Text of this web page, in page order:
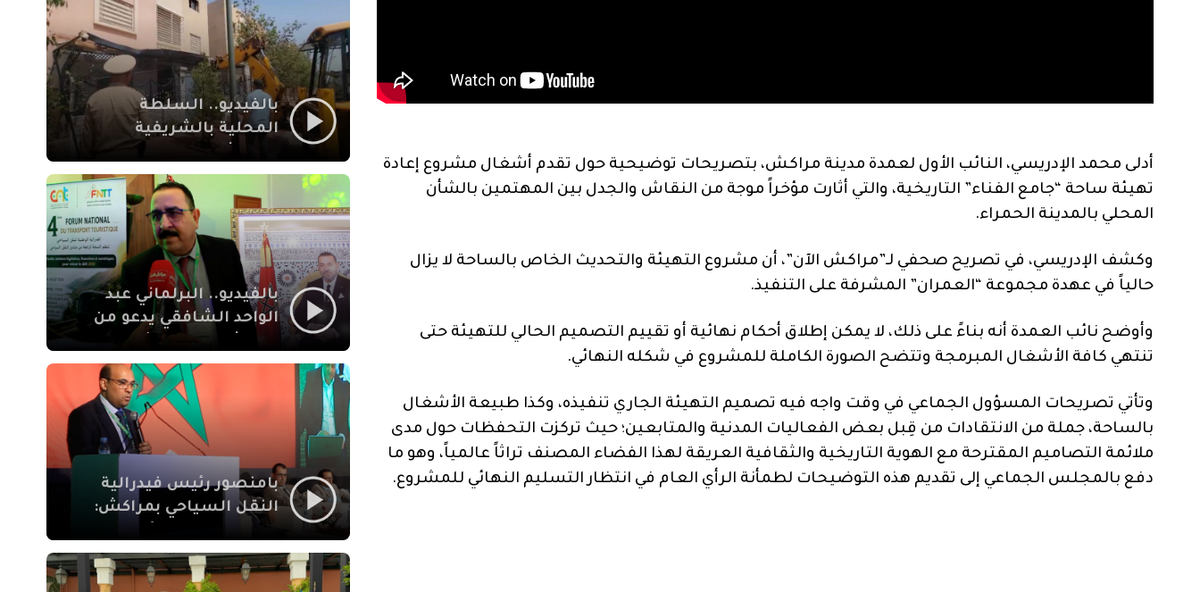
أدلى محمد الإدريسي، النائب الأول لعمدة مدينة مراكش، بتصريحات توضيحية حول تقدم أشغال مشروع إعادة
تهيئة ساحة “جامع الفناء” التاريخية، والتي أثارت مؤخراً موجة من النقاش والجدل بين المهتمين بالشأن
المحلي بالمدينة الحمراء.
وكشف الإدريسي، في تصريح صحفي لـ”مراكش الآن”، أن مشروع التهيئة والتحديث الخاص بالساحة لا يزال
حالياً في عهدة مجموعة “العمران” المشرفة على التنفيذ.
وأوضح نائب العمدة أنه بناءً على ذلك، لا يمكن إطلاق أحكام نهائية أو تقييم التصميم الحالي للتهيئة حتى
تنتهي كافة الأشغال المبرمجة وتتضح الصورة الكاملة للمشروع في شكله النهائي.
وتأتي تصريحات المسؤول الجماعي في وقت واجه فيه تصميم التهيئة الجاري تنفيذه، وكذا طبيعة الأشغال
بالساحة، جملة من الانتقادات من قِبل بعض الفعاليات المدنية والمتابعين؛ حيث تركزت التحفظات حول مدى
ملائمة التصاميم المقترحة مع الهوية التاريخية والثقافية العريقة لهذا الفضاء المصنف تراثاً عالمياً، وهو ما
دفع بالمجلس الجماعي إلى تقديم هذه التوضيحات لطمأنة الرأي العام في انتظار التسليم النهائي للمشروع.
يوسف بن علي مراكش
بالفيديو.. السلطة
المحلية بالشريفية
بنايات غير قانونية بإقامة
الإيمان
بالفيديو.. البرلماني عبد
الواحد الشافقي يدعو من
النقل السياحي لمواكبة
بامنصور رئيس فيدرالية
النقل السياحي بمراكش:
والاصلاح التشريعي
ركيزتان أساسيتان لكسب